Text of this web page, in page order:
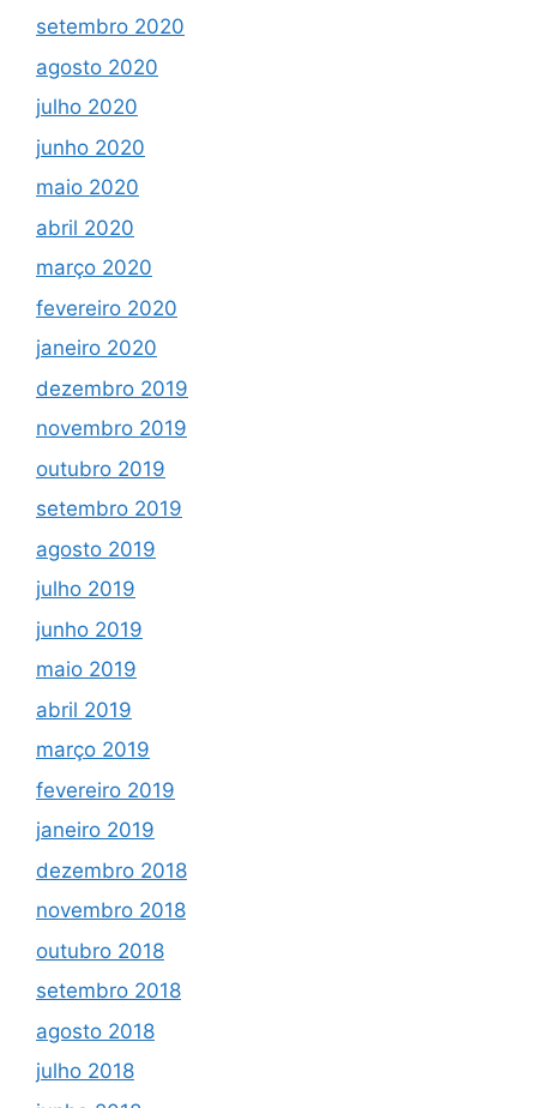
setembro 2020
agosto 2020
julho 2020
junho 2020
maio 2020
abril 2020
março 2020
fevereiro 2020
janeiro 2020
dezembro 2019
novembro 2019
outubro 2019
setembro 2019
agosto 2019
julho 2019
junho 2019
maio 2019
abril 2019
março 2019
fevereiro 2019
janeiro 2019
dezembro 2018
novembro 2018
outubro 2018
setembro 2018
agosto 2018
julho 2018